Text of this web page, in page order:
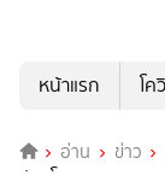
หน้าแรก
โค
อ่าน ข่าว
ปอดโดยตรง